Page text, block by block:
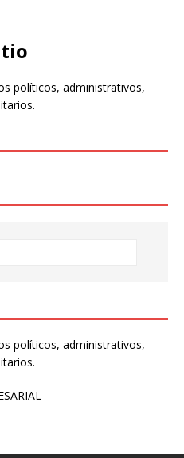
políticos, administrativos,
políticos, administrativos,